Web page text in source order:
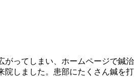
がってしまい、ホームページで鍼治
院しました。患部にたくさん鍼を打